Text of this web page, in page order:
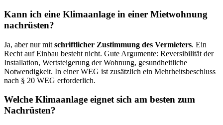
Kann ich eine Klimaanlage in einer Mietwohnung
nachrüsten?
Ja, aber nur mit schriftlicher Zustimmung des Vermieters. Ein
Recht auf Einbau besteht nicht. Gute Argumente: Reversibilität der
Installation, Wertsteigerung der Wohnung, gesundheitliche
Notwendigkeit. In einer WEG ist zusätzlich ein Mehrheitsbeschluss
nach § 20 WEG erforderlich.
Welche Klimaanlage eignet sich am besten zum
Nachrüsten?